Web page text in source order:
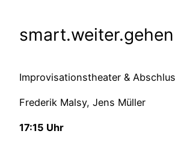
smart.weiter.gehen
Improvisationstheater &
Frederik Malsy, Jens Müller
17:15 Uhr